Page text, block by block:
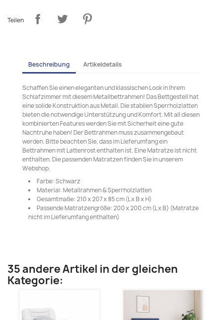
Teilen
Beschreibung Artikeldetails
Schaffen Sie einen eleganten und klassischen Look in Ihrem
Schlafzimmer mit diesem Metallbettrahmen! Das Bettgestell hat
eine solide Konstruktion aus Metall. Die stabilen Sperrholzlatten
bieten die notwendige Unterstützung und Komfort. Mit all diesen
kombinierten Features werden Sie mit Sicherheit eine gute
Nachtruhe haben! Der Bettrahmen muss zusammengebaut
werden. Bitte beachten Sie, dass im Lieferumfang ein
Bettrahmen mit Lattenrost enthalten ist. Eine Matratze ist nicht
enthalten. Die passenden Matratzen finden Sie in unserem
Webshop.
Farbe: Schwarz
Material: Metallrahmen & Sperrholzlatten
Gesamtmaße: 210 x 207 x 85 cm (L x B x H)
Passende Matratzengröße: 200 x 200 cm (L x B) (Matratze
nicht im Lieferumfang enthalten)
35 andere Artikel in der gleichen
Kategorie: